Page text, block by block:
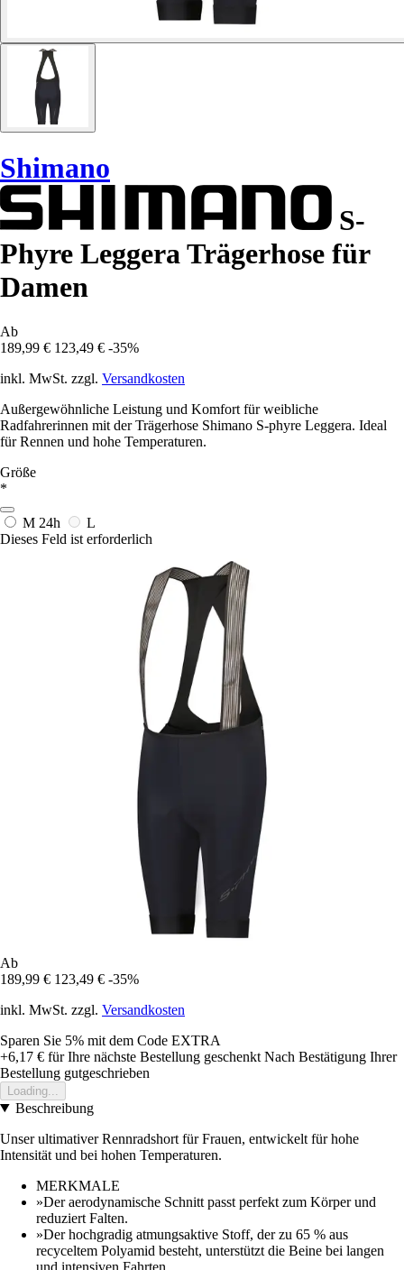
Shimano
S-
Phyre Leggera Trägerhose für
Damen
Ab
189,99 € 123,49 € -35%
inkl. MwSt. zzgl. Versandkosten
Außergewöhnliche Leistung und Komfort für weibliche
Radfahrerinnen mit der Trägerhose Shimano S-phyre Leggera. Ideal
für Rennen und hohe Temperaturen.
Größe
*
M 24h
L
Dieses Feld ist erforderlich
Ab
189,99 € 123,49 € -35%
inkl. MwSt. zzgl. Versandkosten
Sparen Sie 5% mit dem Code EXTRA
+6,17 € für Ihre nächste Bestellung geschenkt Nach Bestätigung Ihrer
Bestellung gutgeschrieben
Loading...
Beschreibung
Unser ultimativer Rennradshort für Frauen, entwickelt für hohe
Intensität und bei hohen Temperaturen.
MERKMALE
»Der aerodynamische Schnitt passt perfekt zum Körper und
reduziert Falten.
»Der hochgradig atmungsaktive Stoff, der zu 65 % aus
recyceltem Polyamid besteht, unterstützt die Beine bei langen
und intensiven Fahrten.